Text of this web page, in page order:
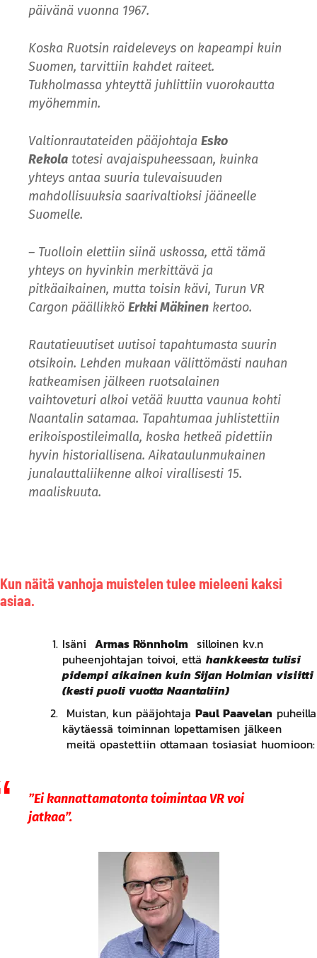
päivänä vuonna 1967.
Koska Ruotsin raideleveys on kapeampi kuin
Suomen, tarvittiin kahdet raiteet.
Tukholmassa yhteyttä juhlittiin vuorokautta
myöhemmin.
Valtionrautateiden pääjohtaja Esko
Rekola totesi avajaispuheessaan, kuinka
yhteys antaa suuria tulevaisuuden
mahdollisuuksia saarivaltioksi jääneelle
Suomelle.
– Tuolloin elettiin siinä uskossa, että tämä
yhteys on hyvinkin merkittävä ja
pitkäaikainen, mutta toisin kävi, Turun VR
Cargon päällikkö Erkki Mäkinen kertoo.
Rautatieuutiset uutisoi tapahtumasta suurin
otsikoin. Lehden mukaan välittömästi nauhan
katkeamisen jälkeen ruotsalainen
vaihtoveturi alkoi vetää kuutta vaunua kohti
Naantalin satamaa. Tapahtumaa juhlistettiin
erikoispostileimalla, koska hetkeä pidettiin
hyvin historiallisena. Aikataulunmukainen
junalauttaliikenne alkoi virallisesti 15.
maaliskuuta.
Kun näitä vanhoja muistelen tulee mieleeni kaksi
asiaa.
Isäni Armas Rönnholm silloinen kv.n
puheenjohtajan toivoi, että hankkeesta tulisi
pidempi aikainen kuin Sijan Holmian visiitti
(kesti puoli vuotta Naantaliin)
Muistan, kun pääjohtaja Paul Paavelan puheilla
käytäessä toiminnan lopettamisen jälkeen
meitä opastettiin ottamaan tosiasiat huomioon:
”Ei kannattamatonta toimintaa VR voi
jatkaa”.